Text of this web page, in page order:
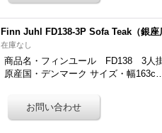
Finn Juhl FD138-3P Sofa Teak（銀座
在庫なし
商品名・フィンユール FD138 3人掛
原産国・デンマーク サイズ・幅